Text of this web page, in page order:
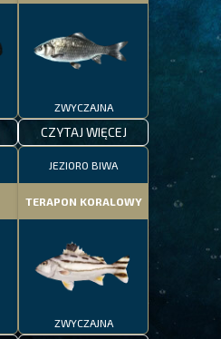
ZWYCZAJNA
CZYTAJ WIĘCEJ
JEZIORO BIWA
TERAPON KORALOWY
ZWYCZAJNA